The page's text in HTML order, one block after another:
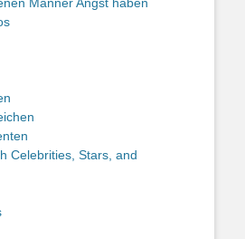
Celebrities, Stars, and